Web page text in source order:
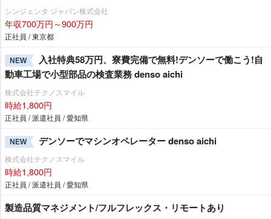
シンジェンタ ジャパン株式会社
年収700万円～900万円
正社員 / 東京都
NEW
入社特典58万円、寮費完備で無料!デンソーで働こう!自
動車工場で小型部品の検査業務 denso aichi
株式会社テクノスマイル
時給1,800円
正社員 / 派遣社員 / 愛知県
NEW デンソーでマシンオペレーター denso aichi
株式会社テクノスマイル
時給1,800円
正社員 / 派遣社員 / 愛知県
製造品質マネジメント/フルフレックス・リモートあり